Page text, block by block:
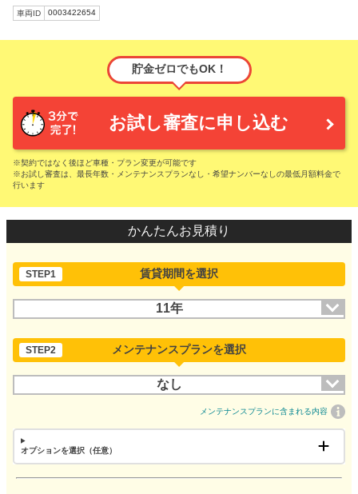
車両ID 0003422654
貯金ゼロでもOK！
お試し審査に申し込む
※契約ではなく後ほど車種・プラン変更が可能です
※お試し審査は、最長年数・メンテナンスプランなし・希望ナンバーなしの最低月額料金で
行います
かんたんお見積り
STEP1 賃貸期間を選択
11年
STEP2 メンテナンスプランを選択
なし
メンテナンスプランに含まれる内容
オプションを選択（任意）